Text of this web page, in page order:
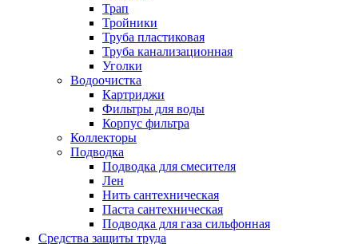
Трап
Тройники
Труба пластиковая
Труба канализационная
Уголки
Водоочистка
Картриджи
Фильтры для воды
Корпус фильтра
Коллекторы
Подводка
Подводка для смесителя
Лен
Нить сантехническая
Паста сантехническая
Подводка для газа сильфонная
Средства защиты труда